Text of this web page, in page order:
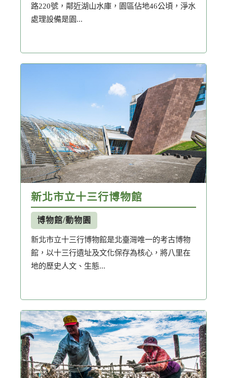
路220號，鄰近湖山水庫，園區佔地46公頃，淨水
處理設備是園...
新北市立十三行博物館
博物館/動物園
新北市立十三行博物館是北臺灣唯一的考古博物
館，以十三行遺址及文化保存為核心，將八里在
地的歷史人文、生態...